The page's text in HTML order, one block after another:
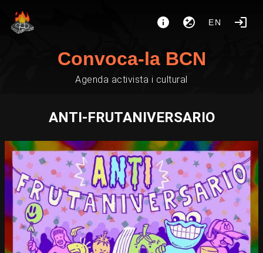
EN
Convoca-la BCN
Agenda activista i cultural
ANTI-FRUTANIVERSARIO